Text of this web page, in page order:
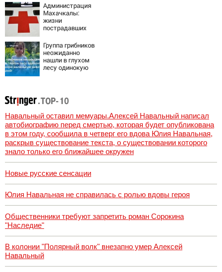
Администрация
Махачкалы:
жизни
пострадавших
лифта ничто не
угрожает
Группа грибников
неожиданно
нашли в глухом
лесу одинокую
игрушкой
Навальный оставил мемуары.Алексей Навальный написал
автобиографию перед смертью, которая будет опубликована
в этом году, сообщила в четверг его вдова Юлия Навальная,
раскрыв существование текста, о существовании которого
знало только его ближайшее окружен
Новые русские сенсации
Юлия Навальная не справилась с ролью вдовы героя
Общественники требуют запретить роман Сорокина
"Наследие"
В колонии "Полярный волк" внезапно умер Алексей
Навальный